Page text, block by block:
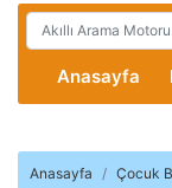
Anasayfa
Anasayfa Çocuk